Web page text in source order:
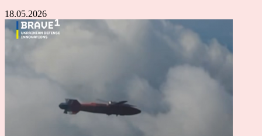
18.05.2026